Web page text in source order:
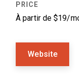
À partir de $19/
Website